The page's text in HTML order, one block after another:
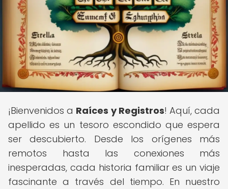
¡Bienvenidos a Raíces y Registros! Aquí, cada
apellido es un tesoro escondido que espera
ser descubierto. Desde los orígenes más
remotos hasta las conexiones más
inesperadas, cada historia familiar es un viaje
fascinante a través del tiempo. En nuestro